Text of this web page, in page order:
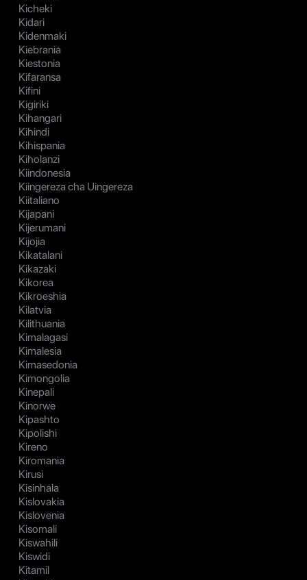
Kicheki
Kidari
Kidenmaki
Kiebrania
Kiestonia
Kifaransa
Kifini
Kigiriki
Kihangari
Kihindi
Kihispania
Kiholanzi
Kiindonesia
Kiingereza cha Uingereza
Kiitaliano
Kijapani
Kijerumani
Kijojia
Kikatalani
Kikazaki
Kikorea
Kikroeshia
Kilatvia
Kilithuania
Kimalagasi
Kimalesia
Kimasedonia
Kimongolia
Kinepali
Kinorwe
Kipashto
Kipolishi
Kireno
Kiromania
Kirusi
Kisinhala
Kislovakia
Kislovenia
Kisomali
Kiswahili
Kiswidi
Kitamil